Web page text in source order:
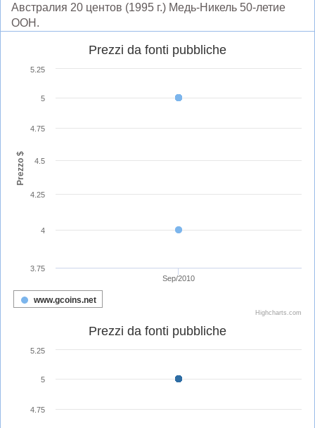
Австралия 20 центов (1995 г.) Медь-Никель 50-летие
ООН.